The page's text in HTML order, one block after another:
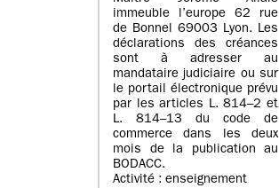
immeuble l’europe 62 rue
de Bonnel 69003 Lyon. Les
déclarations des créances
sont à adresser au
mandataire judiciaire ou sur
le portail électronique prévu
par les articles L. 814–2 et
L. 814–13 du code de
commerce dans les deux
mois de la publication au
BODACC.
Activité : enseignement